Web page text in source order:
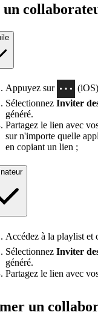
Appuyez sur
Sélectionnez Inviter
généré.
Partagez le lien avec
sur n'importe quelle
en copiant un lien ;
Accédez à la playlist et
Sélectionnez Inviter
généré.
Partagez le lien avec
un